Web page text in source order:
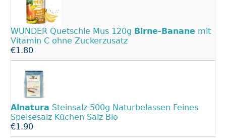
WUNDER Quetschie Mus 120g Birne-Banane mit
Vitamin C ohne Zuckerzusatz
€1.80
Alnatura Steinsalz 500g Naturbelassen Feines
Speisesalz Küchen Salz Bio
€1.90